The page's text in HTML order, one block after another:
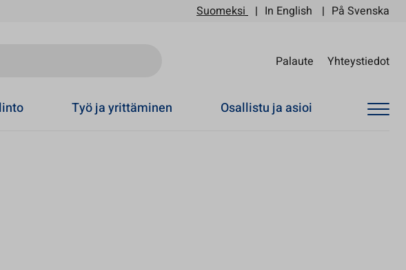
Suomeksi In English På Svenska
Palaute Yhteystiedot
Työ ja yrittäminen Osallistu ja asioi